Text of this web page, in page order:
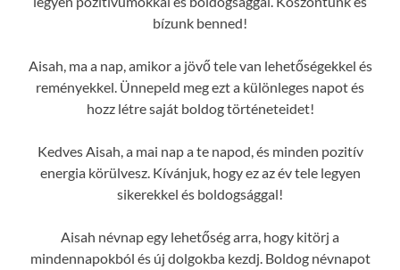
bízunk benned!
Aisah, ma a nap, amikor a jövő tele van lehetőségekkel és
reményekkel. Ünnepeld meg ezt a különleges napot és
hozz létre saját boldog történeteidet!
Kedves Aisah, a mai nap a te napod, és minden pozitív
energia körülvesz. Kívánjuk, hogy ez az év tele legyen
sikerekkel és boldogsággal!
Aisah névnap egy lehetőség arra, hogy kitörj a
mindennapokból és új dolgokba kezdj. Boldog névnapot